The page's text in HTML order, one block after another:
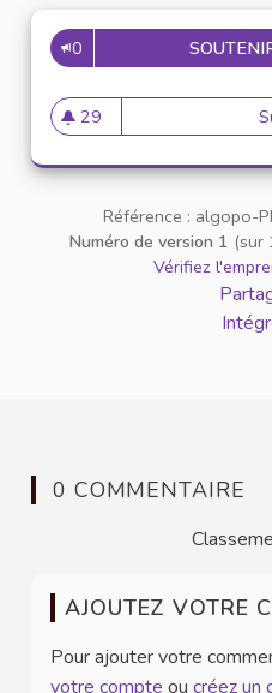
0
29
29 abonnés
Référence : algopo-
Numéro de version 1 (sur
Vérifiez
0 COMMENTAIRE
AJOUTEZ VOTRE
Pour ajouter votre
votre compte ou créez un